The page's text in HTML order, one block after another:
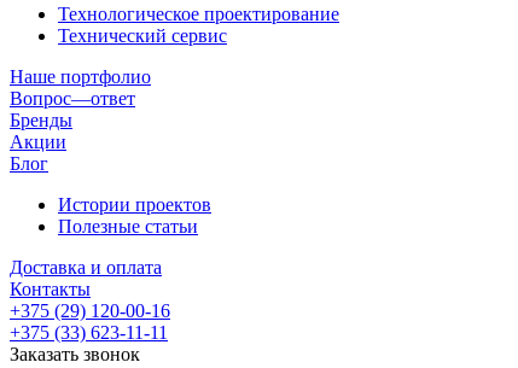
Технологическое проектирование
Технический сервис
Наше портфолио
Вопрос—ответ
Бренды
Акции
Блог
Истории проектов
Полезные статьи
Доставка и оплата
Контакты
+375 (29) 120-00-16
+375 (33) 623-11-11
Заказать звонок